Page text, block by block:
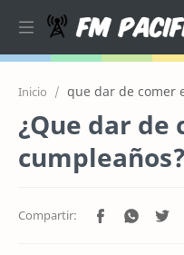
Inicio que dar de comer
¿Que dar de
cumpleaños?